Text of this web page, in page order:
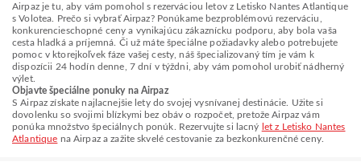
Airpaz je tu, aby vám pomohol s rezerváciou letov z Letisko Nantes Atlantique
s Volotea. Prečo si vybrať Airpaz? Ponúkame bezproblémovú rezerváciu,
konkurencieschopné ceny a vynikajúcu zákaznícku podporu, aby bola vaša
cesta hladká a príjemná. Či už máte špeciálne požiadavky alebo potrebujete
pomoc v ktorejkoľvek fáze vašej cesty, náš špecializovaný tím je vám k
dispozícii 24 hodín denne, 7 dní v týždni, aby vám pomohol urobiť nádherný
výlet.
Objavte špeciálne ponuky na Airpaz
S Airpaz získate najlacnejšie lety do svojej vysnívanej destinácie. Užite si
dovolenku so svojimi blízkymi bez obáv o rozpočet, pretože Airpaz vám
ponúka množstvo špeciálnych ponúk. Rezervujte si lacný let z Letisko Nantes
Atlantique na Airpaz a zažite skvelé cestovanie za bezkonkurenčné ceny.